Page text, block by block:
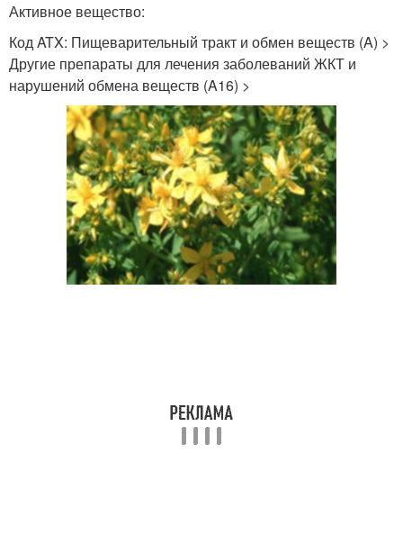
Активное вещество:
Код ATX: Пищеварительный тракт и обмен веществ (A) >
Другие препараты для лечения заболеваний ЖКТ и
нарушений обмена веществ (A16) >